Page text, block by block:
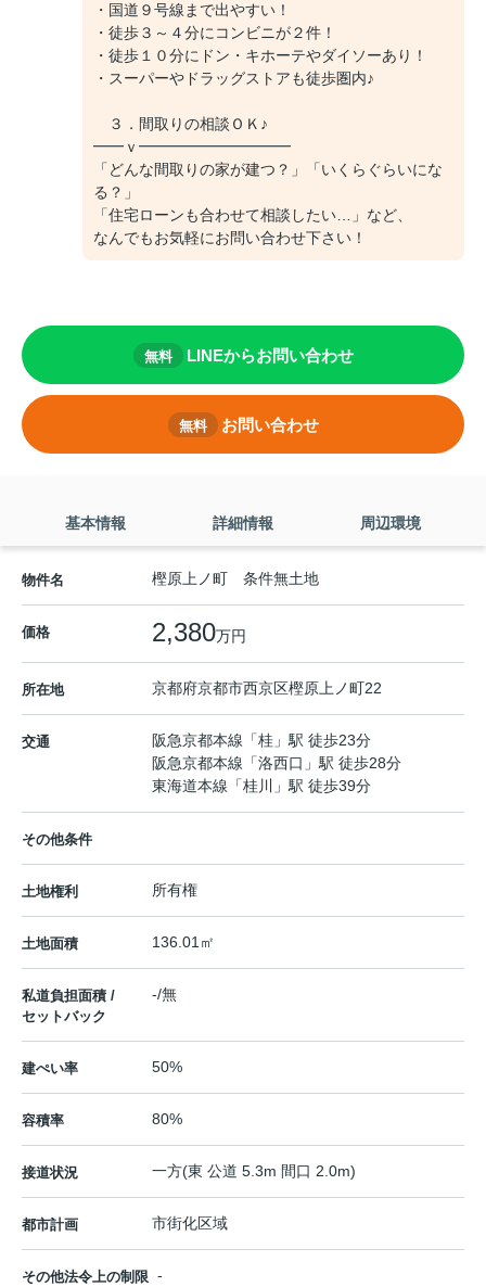
・国道９号線まで出やすい！
・徒歩３～４分にコンビニが２件！
・徒歩１０分にドン・キホーテやダイソーあり！
・スーパーやドラッグストアも徒歩圏内♪
３．間取りの相談ＯＫ♪
━━ｖ━━━━━━━━━━
「どんな間取りの家が建つ？」「いくらぐらいにな
る？」
「住宅ローンも合わせて相談したい…」など、
なんでもお気軽にお問い合わせ下さい！
無料 LINEからお問い合わせ
無料 お問い合わせ
基本情報 詳細情報 周辺環境
物件名 樫原上ノ町 条件無土地
価格 2,380万円
所在地 京都府京都市西京区樫原上ノ町22
交通 阪急京都本線 「桂 」駅 徒歩23分
阪急京都本線 「洛西口 」駅 徒歩28分
東海道本線 「桂川 」駅 徒歩39分
その他条件
土地権利 所有権
土地面積 136.01㎡
私道負担面積 /
セットバック
-/無
建ぺい率 50%
容積率 80%
接道状況 一方(東 公道 5.3m 間口 2.0m)
都市計画 市街化区域
その他法令上の制限 -